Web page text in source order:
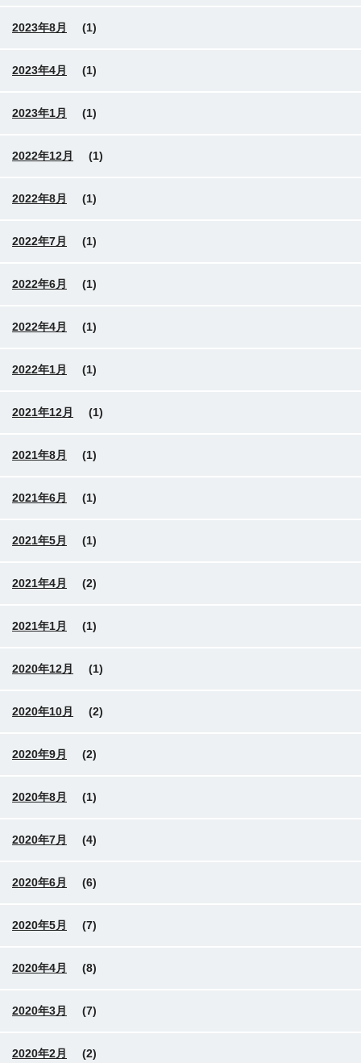
2023年8月 (1)
2023年4月 (1)
2023年1月 (1)
2022年12月 (1)
2022年8月 (1)
2022年7月 (1)
2022年6月 (1)
2022年4月 (1)
2022年1月 (1)
2021年12月 (1)
2021年8月 (1)
2021年6月 (1)
2021年5月 (1)
2021年4月 (2)
2021年1月 (1)
2020年12月 (1)
2020年10月 (2)
2020年9月 (2)
2020年8月 (1)
2020年7月 (4)
2020年6月 (6)
2020年5月 (7)
2020年4月 (8)
2020年3月 (7)
2020年2月 (2)